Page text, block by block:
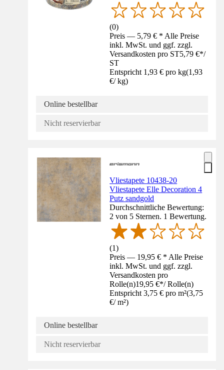
(0)
Preis — 5,79 € * Alle Preise
inkl. MwSt. und ggf. zzgl.
Versandkosten pro ST5,79 €*/
ST
Entspricht 1,93 € pro kg(1,93
€/ kg)
Online bestellbar
Nicht reservierbar
Vliestapete 10438-20
Vliestapete Elle Decoration 4
Putz sandgold
Durchschnittliche Bewertung:
2 von 5 Sternen. 1 Bewertung.
(1)
Preis — 19,95 € * Alle Preise
inkl. MwSt. und ggf. zzgl.
Versandkosten pro
Rolle(n)19,95 €*/ Rolle(n)
Entspricht 3,75 € pro m²(3,75
€/ m²)
Online bestellbar
Nicht reservierbar